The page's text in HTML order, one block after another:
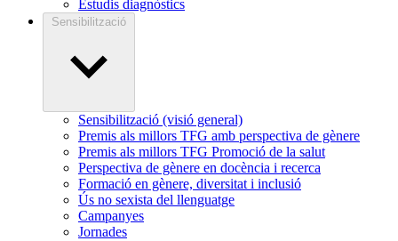
Estudis diagnòstics
Sensibilització
Sensibilització (visió general)
Premis als millors TFG amb perspectiva de gènere
Premis als millors TFG Promoció de la salut
Perspectiva de gènere en docència i recerca
Formació en gènere, diversitat i inclusió
Ús no sexista del llenguatge
Campanyes
Jornades